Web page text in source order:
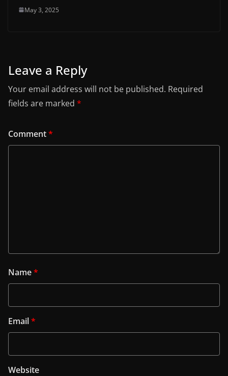
May 3, 2025
Leave a Reply
Your email address will not be published. Required
fields are marked *
Comment*
Name*
Email*
Website